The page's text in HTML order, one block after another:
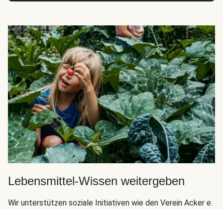
Lebensmittel-Wissen weitergeben
Wir unterstützen soziale Initiativen wie den Verein Acker e.